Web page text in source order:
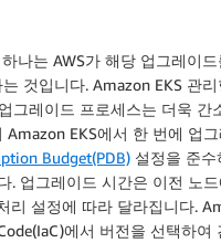
나는 AWS가 해당 업그레이
것입니다. Amazon EKS 관
그레이드 프로세스는 더욱 간
EKS에서 한 번에 업
Budget(PDB) 설정을 준
업그레이드 시간은 이전 노
설정에 따라 달라집니다.
에서 버전을 선택하